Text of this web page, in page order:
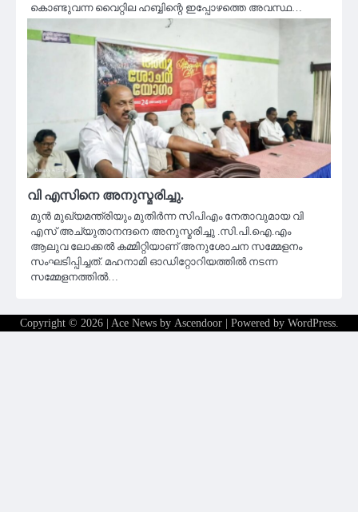
കൊണ്ടുവന്ന വൈറ്റില ഹബ്ബിന്റെ ഇപ്പോഴത്തെ അവസ്ഥ…
വി എസിനെ അനുസ്മരിച്ചു.
മുൻ മുഖ്യമന്ത്രിയും മുതിർന്ന സിപിഎം നേതാവുമായ വി
എസ് അച്യുതാനന്ദനെ അനുസ്മരിച്ചു .സി.പി.ഐ.എം
ആലുവ ലോക്കൽ കമ്മിറ്റിയാണ് അനുശോചന സമ്മേളനം
സംഘടിപ്പിച്ചത്. മഹനാമി ഓഡിറ്റോറിയത്തിൽ നടന്ന
സമ്മേളനത്തിൽ…
Copyright © 2026 | Ace News by Ascendoor| Powered by WordPress.